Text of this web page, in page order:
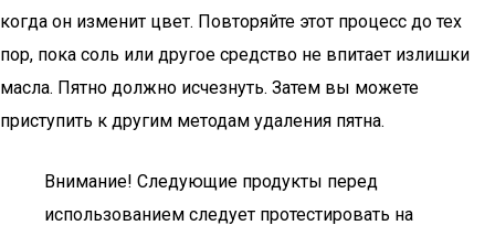
когда он изменит цвет. Повторяйте этот процесс до тех
пор, пока соль или другое средство не впитает излишки
масла. Пятно должно исчезнуть. Затем вы можете
приступить к другим методам удаления пятна.
Внимание! Следующие продукты перед
использованием следует протестировать на